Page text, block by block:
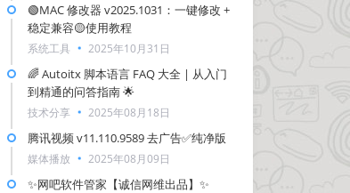
🟢MAC 修改器 v2025.1031：一键修改 +
稳定兼容🟡使用教程
系统工具 2025年10月31日
🌈 Autoitx 脚本语言 FAQ 大全 | 从入门
到精通的问答指南 🌟
技术分享 2025年08月18日
腾讯视频 v11.110.9589 去广告✅纯净版
媒体播放 2025年08月09日
✨网吧软件管家【诚信网维出品】✨